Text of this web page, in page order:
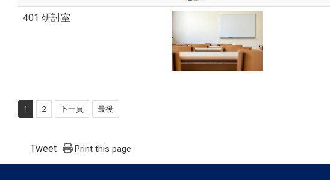
401 研討室
1 2 下一頁 最後
Tweet Print this page